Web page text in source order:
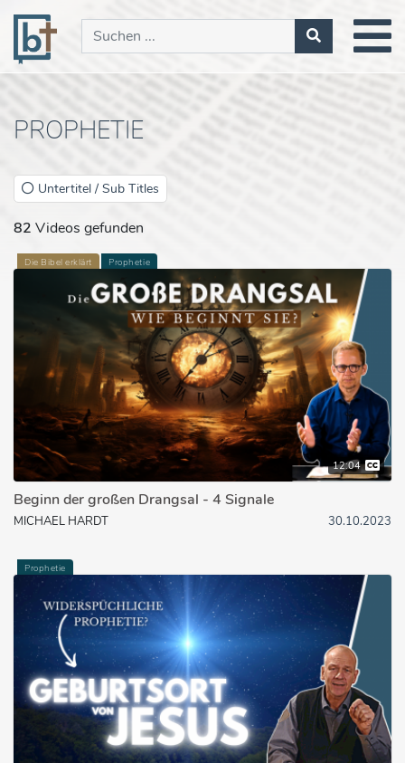
PROPHETIE
Untertitel / Sub Titles
82 Videos gefunden
Die Bibel erklärt Prophetie
12:04
Beginn der großen Drangsal - 4 Signale
MICHAEL HARDT 30.10.2023
Prophetie